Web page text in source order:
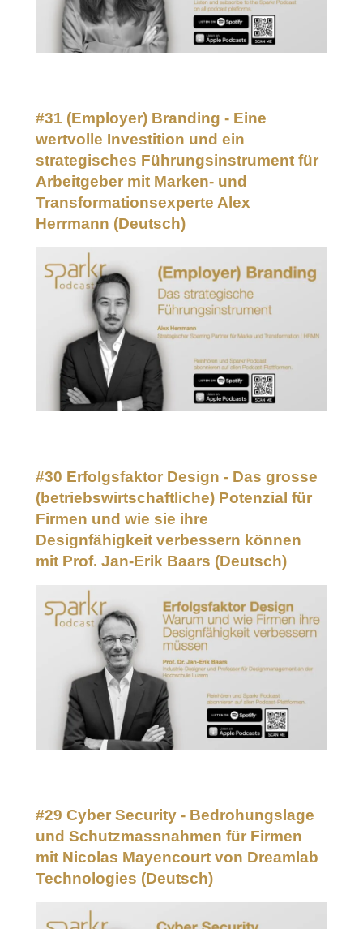
#31 (Employer) Branding - Eine
wertvolle Investition und ein
strategisches Führungsinstrument für
Arbeitgeber mit Marken- und
Transformationsexperte Alex
Herrmann (Deutsch)
#30 Erfolgsfaktor Design - Das grosse
(betriebswirtschaftliche) Potenzial für
Firmen und wie sie ihre
Designfähigkeit verbessern können
mit Prof. Jan-Erik Baars (Deutsch)
#29 Cyber Security - Bedrohungslage
und Schutzmassnahmen für Firmen
mit Nicolas Mayencourt von Dreamlab
Technologies (Deutsch)